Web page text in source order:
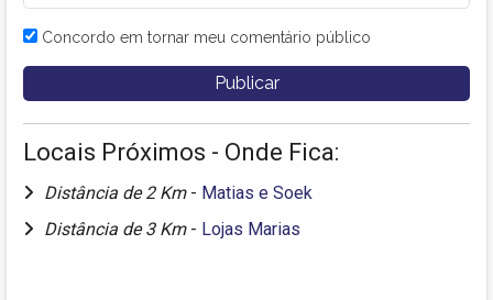
Concordo em tornar meu comentário público
Locais Próximos - Onde Fica:
Distância de 2 Km - Matias e Soek
Distância de 3 Km - Lojas Marias